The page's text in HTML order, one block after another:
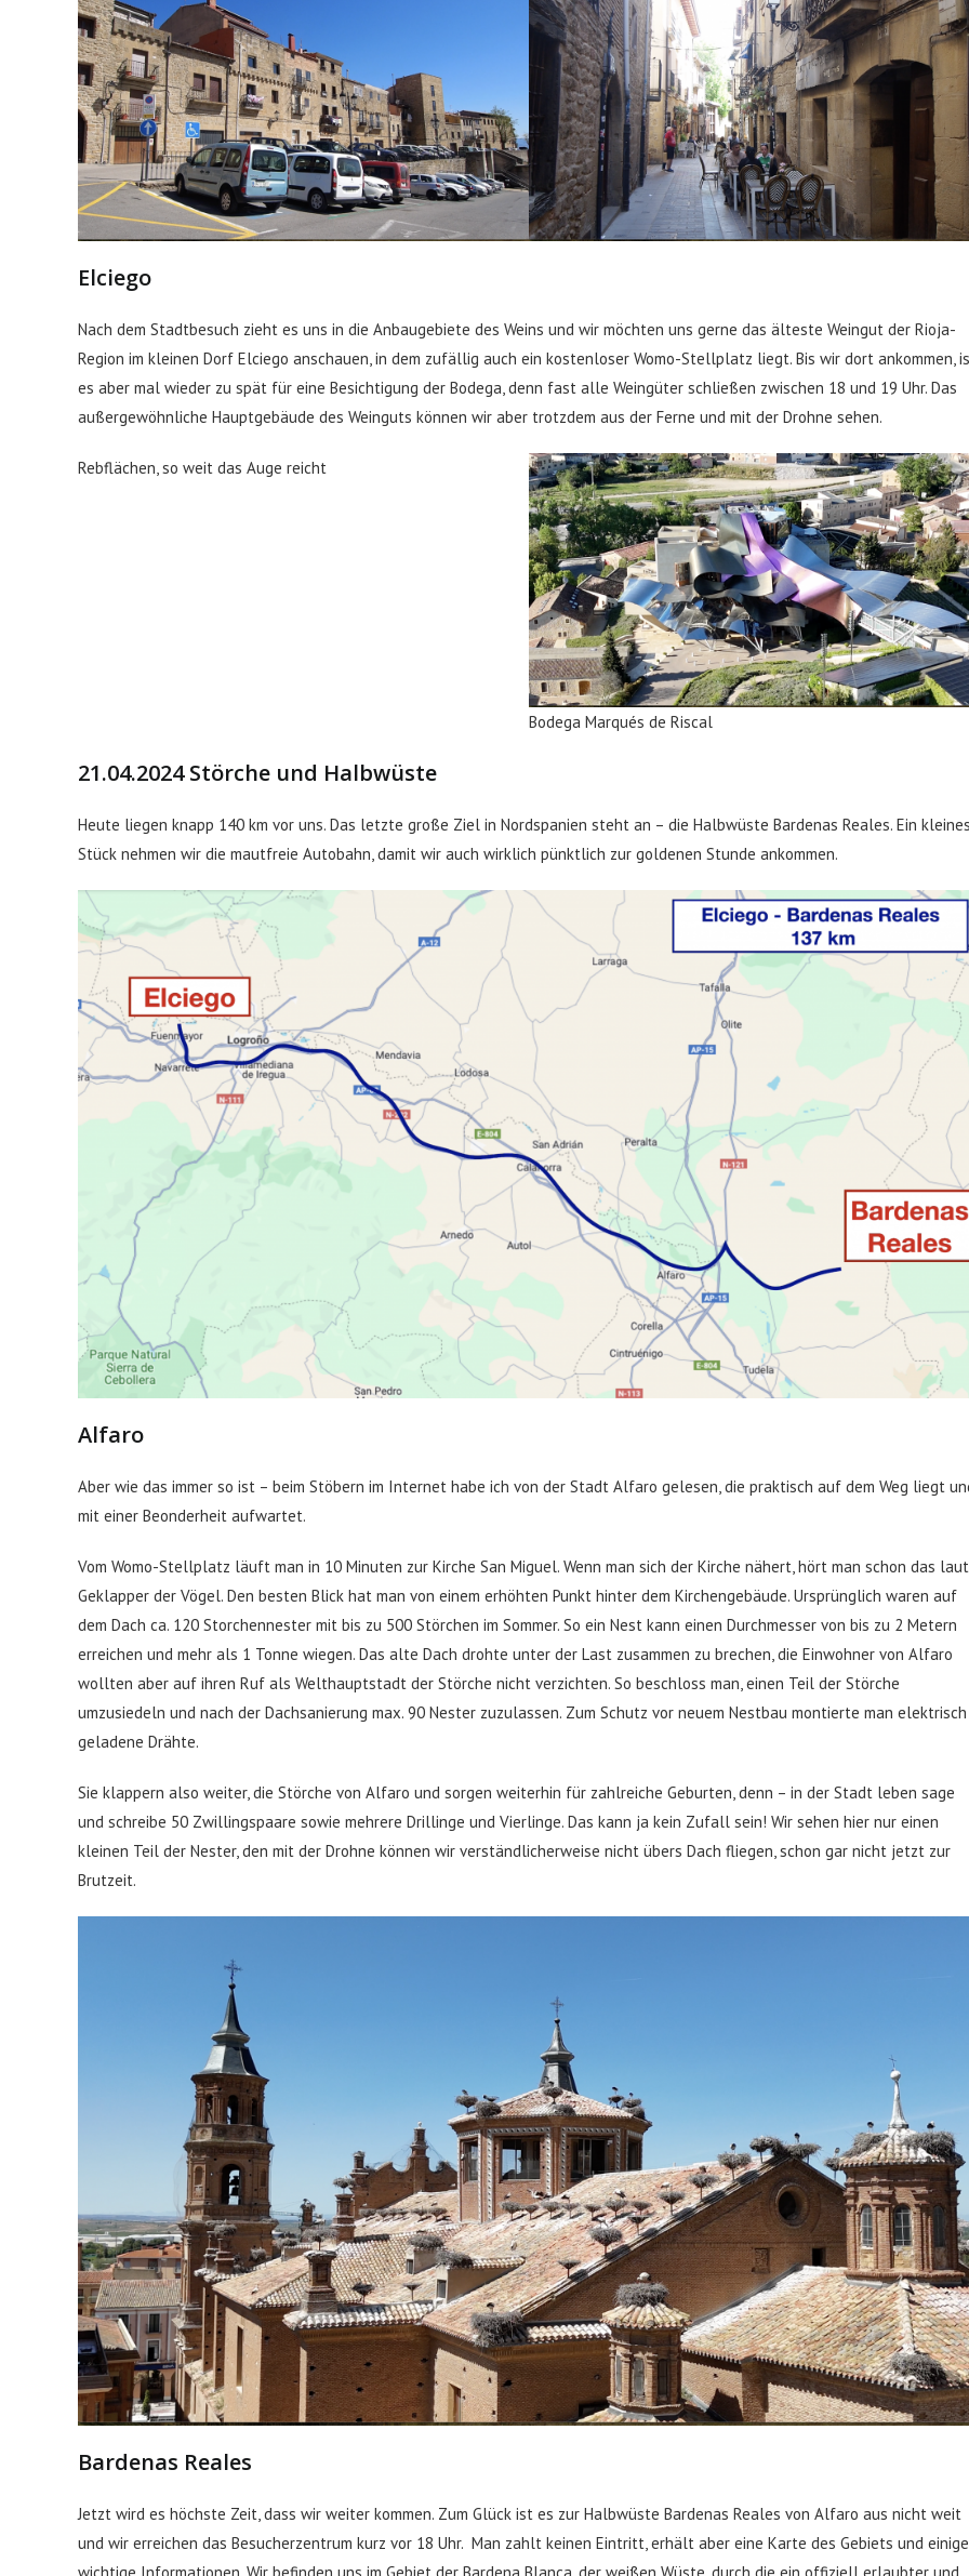
Elciego
Nach dem Stadtbesuch zieht es uns in die Anbaugebiete des Weins und wir möchten uns gerne das älteste Weingut der Rioja-
Region im kleinen Dorf Elciego anschauen, in dem zufällig auch ein kostenloser Womo-Stellplatz liegt. Bis wir dort ankommen,
es aber mal wieder zu spät für eine Besichtigung der Bodega, denn fast alle Weingüter schließen zwischen 18 und 19 Uhr. Das
außergewöhnliche Hauptgebäude des Weinguts können wir aber trotzdem aus der Ferne und mit der Drohne sehen.
Rebflächen, so weit das Auge reicht
Bodega Marqués de Riscal
21.04.2024 Störche und Halbwüste
Heute liegen knapp 140 km vor uns. Das letzte große Ziel in Nordspanien steht an – die Halbwüste Bardenas Reales. Ein
Stück nehmen wir die mautfreie Autobahn, damit wir auch wirklich pünktlich zur goldenen Stunde ankommen.
Alfaro
Aber wie das immer so ist – beim Stöbern im Internet habe ich von der Stadt Alfaro gelesen, die praktisch auf dem Weg liegt
mit einer Beonderheit aufwartet.
Vom Womo-Stellplatz läuft man in 10 Minuten zur Kirche San Miguel. Wenn man sich der Kirche nähert, hört man schon das
Geklapper der Vögel. Den besten Blick hat man von einem erhöhten Punkt hinter dem Kirchengebäude. Ursprünglich waren auf
dem Dach ca. 120 Storchennester mit bis zu 500 Störchen im Sommer. So ein Nest kann einen Durchmesser von bis zu 2 Metern
erreichen und mehr als 1 Tonne wiegen. Das alte Dach drohte unter der Last zusammen zu brechen, die Einwohner von Alfaro
wollten aber auf ihren Ruf als Welthauptstadt der Störche nicht verzichten. So beschloss man, einen Teil der Störche
umzusiedeln und nach der Dachsanierung max. 90 Nester zuzulassen. Zum Schutz vor neuem Nestbau montierte man elektrisch
geladene Drähte.
Sie klappern also weiter, die Störche von Alfaro und sorgen weiterhin für zahlreiche Geburten, denn – in der Stadt leben sage
und schreibe 50 Zwillingspaare sowie mehrere Drillinge und Vierlinge. Das kann ja kein Zufall sein! Wir sehen hier nur einen
kleinen Teil der Nester, den mit der Drohne können wir verständlicherweise nicht übers Dach fliegen, schon gar nicht jetzt zur
Brutzeit.
Bardenas Reales
Jetzt wird es höchste Zeit, dass wir weiter kommen. Zum Glück ist es zur Halbwüste Bardenas Reales von Alfaro aus nicht weit
und wir erreichen das Besucherzentrum kurz vor 18 Uhr. Man zahlt keinen Eintritt, erhält aber eine Karte des Gebiets und einige
wichtige Informationen. Wir befinden uns im Gebiet der Bardena Blanca, der weißen Wüste, durch die ein offiziell erlaubter und